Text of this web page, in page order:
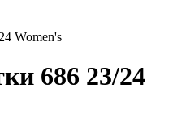
Women's
686 23/24